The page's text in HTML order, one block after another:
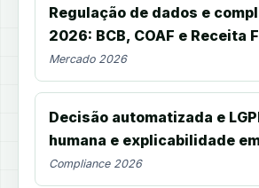
Regulação de dados e
2026: BCB, COAF e Receita
Mercado 2026
Decisão automatizada e
humana e explicabilidade
Compliance 2026